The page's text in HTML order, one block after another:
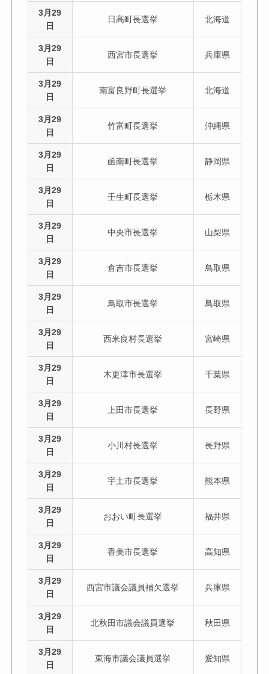
3月29
日
日高町長選挙 北海道
3月29
日
西宮市長選挙 兵庫県
3月29
日
南富良野町長選挙 北海道
3月29
日
竹富町長選挙 沖縄県
3月29
日
函南町長選挙 静岡県
3月29
日
壬生町長選挙 栃木県
3月29
日
中央市長選挙 山梨県
3月29
日
倉吉市長選挙 鳥取県
3月29
日
鳥取市長選挙 鳥取県
3月29
日
西米良村長選挙 宮崎県
3月29
日
木更津市長選挙 千葉県
3月29
日
上田市長選挙 長野県
3月29
日
小川村長選挙 長野県
3月29
日
宇土市長選挙 熊本県
3月29
日
おおい町長選挙 福井県
3月29
日
香美市長選挙 高知県
3月29
日
西宮市議会議員補欠選挙 兵庫県
3月29
日
北秋田市議会議員選挙 秋田県
3月29
日
東海市議会議員選挙 愛知県